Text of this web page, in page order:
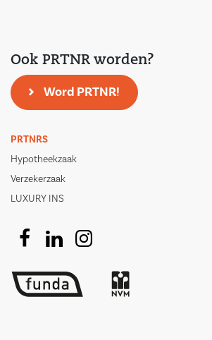
Ook PRTNR worden?
Word PRTNR!
PRTNRS
Hypotheekzaak
Verzekerzaak
LUXURY INS